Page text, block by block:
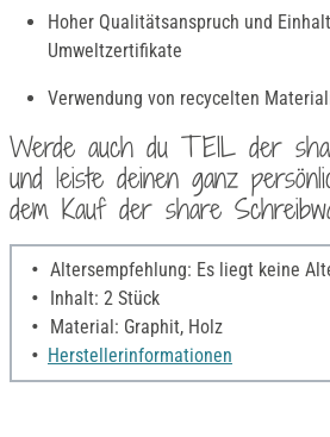
Hoher Qualitätsanspruch und
Umweltzertifikate
Verwendung von recycelten
Werde auch du TEIL der
und leiste deinen ganz
dem Kauf der share
Altersempfehlung: Es liegt keine
Inhalt: 2 Stück
Material: Graphit, Holz
Herstellerinformationen